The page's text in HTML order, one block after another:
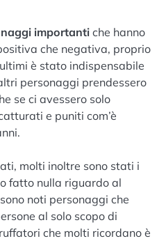
importanti che hanno
che negativa, proprio
è stato indispensabile
personaggi prendessero
se ci avessero solo
e puniti com’è
molti inoltre sono stati i
fatto nulla riguardo al
noti personaggi che
al solo scopo di
che molti ricordano è